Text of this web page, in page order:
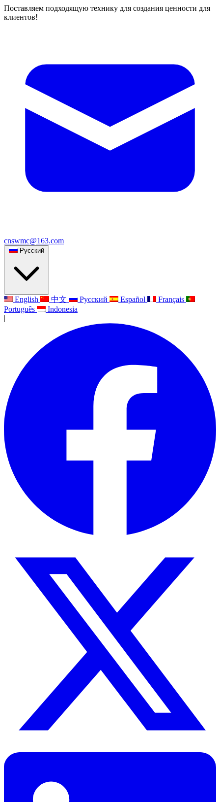
Поставляем подходящую технику для создания ценности для
клиентов!
cnswmc@163.com
Русский
English 中文 Русский Español
Français
Português
Indonesia
|